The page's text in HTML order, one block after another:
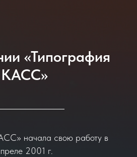
«Типография
КАСС»
начала свою работу в
2001 г.